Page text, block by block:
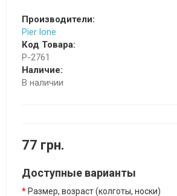
Производители:
Pier lone
Код Товара:
P-2761
Наличие:
В наличии
77 грн.
Доступные варианты
Размер, возраст (колготы, носки)